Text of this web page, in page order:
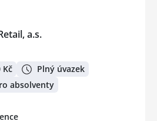
a.s.
Kč
Plný úvazek
absolventy